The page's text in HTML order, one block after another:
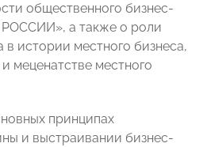
общественного бизнес-
а также о роли
в истории местного бизнеса,
меценатстве местного
принципах
и выстраивании бизнес-